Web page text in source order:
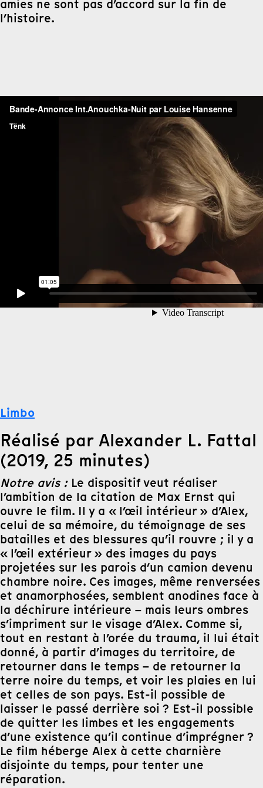
amies ne sont pas d’accord sur la fin de
l’histoire.
Limbo
Réalisé par Alexander L. Fattal
(2019, 25 minutes)
Notre avis :Le dispositif veut réaliser
l’ambition de la citation de Max Ernst qui
ouvre le film. Il y a « l’œil intérieur » d’Alex,
celui de sa mémoire, du témoignage de ses
batailles et des blessures qu’il rouvre ; il y a
« l’œil extérieur » des images du pays
projetées sur les parois d’un camion devenu
chambre noire. Ces images, même renversées
et anamorphosées, semblent anodines face à
la déchirure intérieure – mais leurs ombres
s’impriment sur le visage d’Alex. Comme si,
tout en restant à l’orée du trauma, il lui était
donné, à partir d’images du territoire, de
retourner dans le temps – de retourner la
terre noire du temps, et voir les plaies en lui
et celles de son pays. Est-il possible de
laisser le passé derrière soi ? Est-il possible
de quitter les limbes et les engagements
d’une existence qu’il continue d’imprégner ?
Le film héberge Alex à cette charnière
disjointe du temps, pour tenter une
réparation.